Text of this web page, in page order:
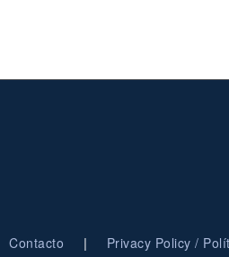
Contacto | Privacy Policy /